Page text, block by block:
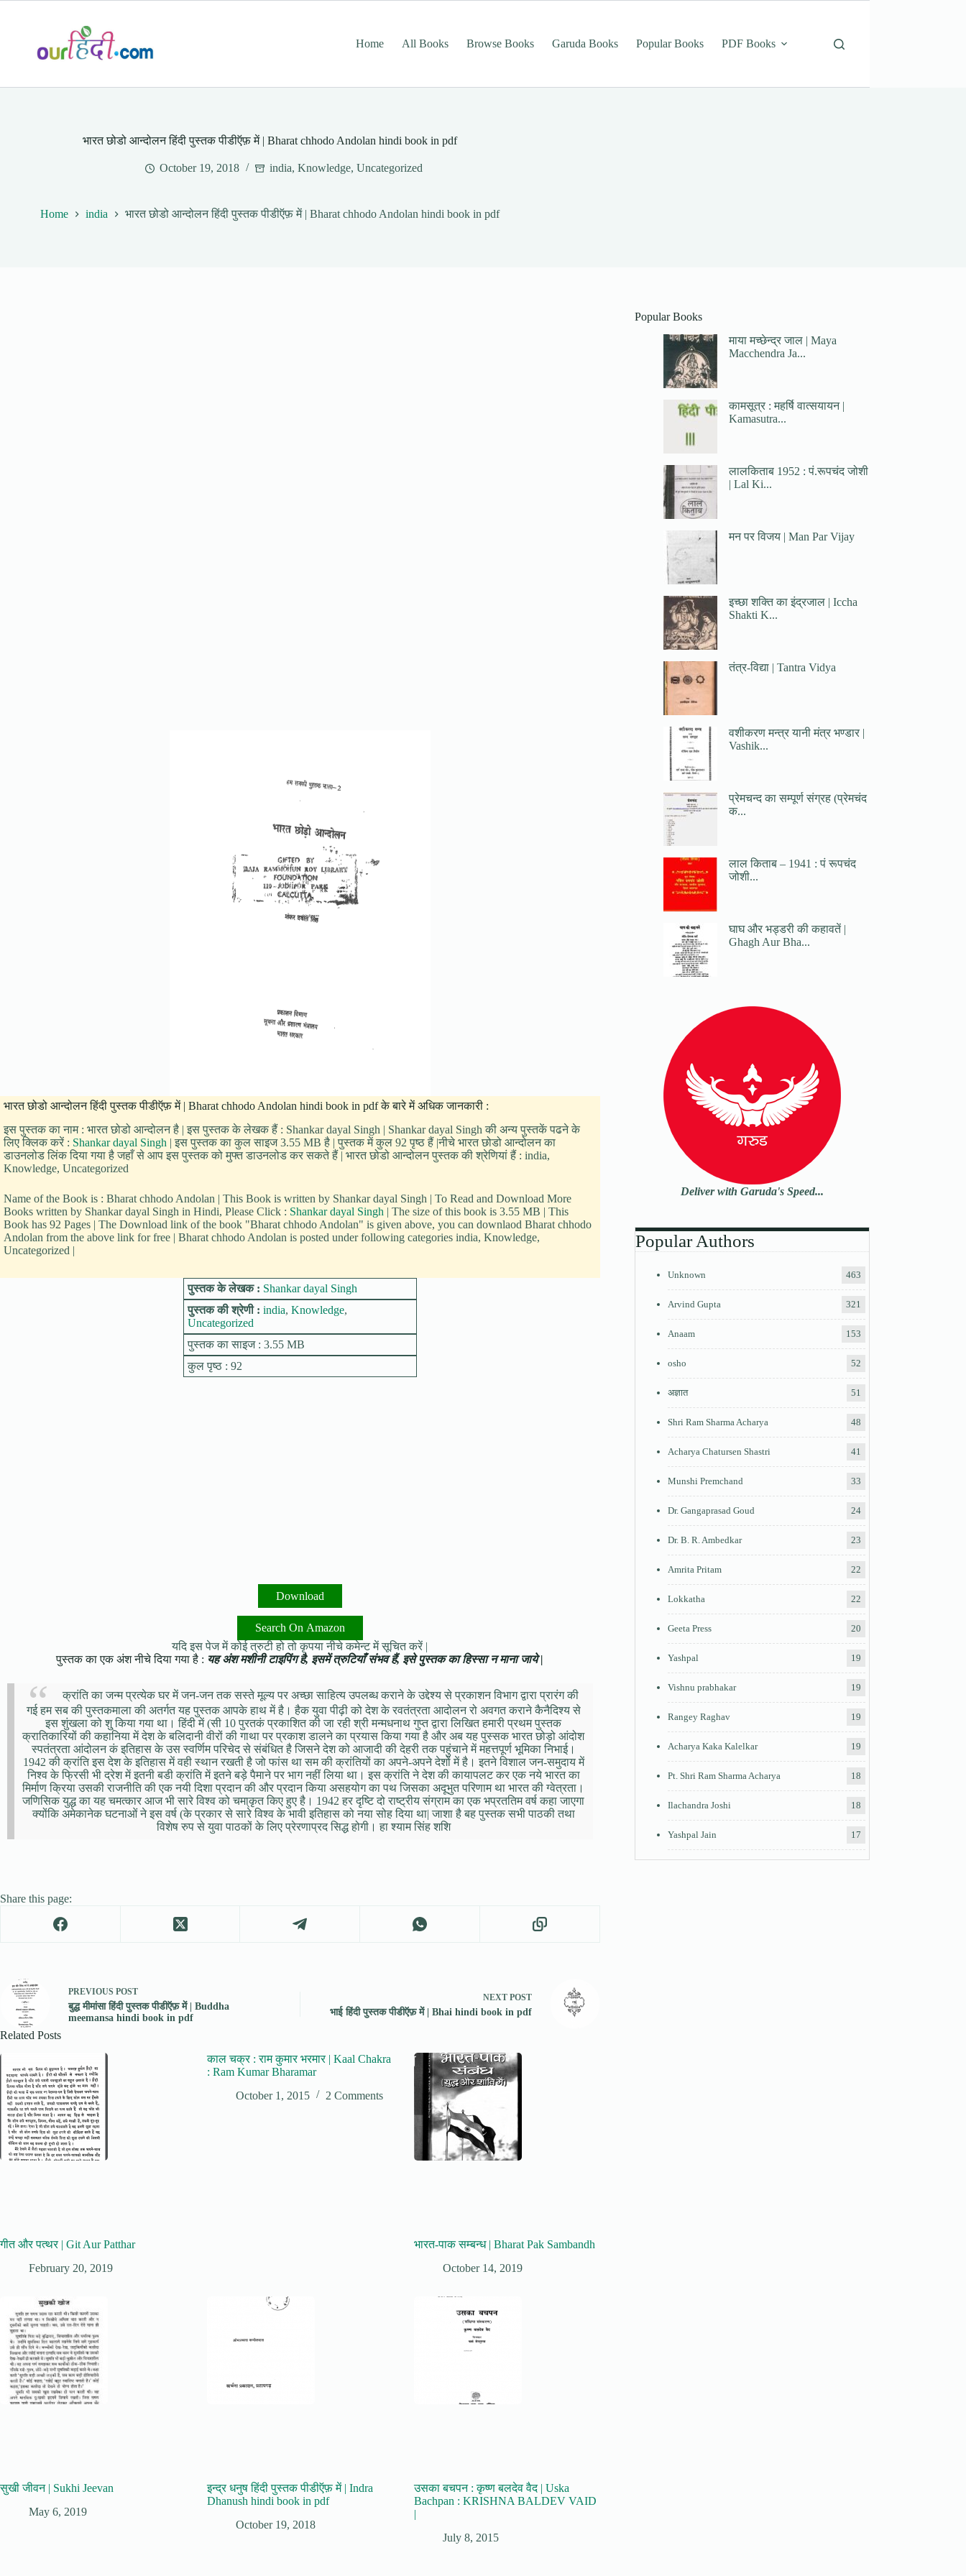
Home
All Books Browse Books Garuda Books Popular Books PDF Books
भारत छोडो आन्दोलन हिंदी पुस्तक पीडीऍफ़ में | Bharat chhodo Andolan hindi book in pdf
October 19, 2018 india, Knowledge, Uncategorized
Home india भारत छोडो आन्दोलन हिंदी पुस्तक पीडीऍफ़ में | Bharat chhodo Andolan hindi book in pdf
भारत छोडो आन्दोलन हिंदी पुस्तक पीडीऍफ़ में | Bharat chhodo Andolan hindi book in pdf के बारे में अधिक जानकारी :
इस पुस्तक का नाम : भारत छोडो आन्दोलन है | इस पुस्तक के लेखक हैं : Shankar dayal Singh | Shankar dayal Singh की अन्य पुस्तकें पढने के
लिए क्लिक करें : Shankar dayal Singh | इस पुस्तक का कुल साइज 3.55 MB है | पुस्तक में कुल 92 पृष्ठ हैं |नीचे भारत छोडो आन्दोलन का
डाउनलोड लिंक दिया गया है जहाँ से आप इस पुस्तक को मुफ्त डाउनलोड कर सकते हैं | भारत छोडो आन्दोलन पुस्तक की श्रेणियां हैं : india,
Knowledge, Uncategorized
Name of the Book is : Bharat chhodo Andolan | This Book is written by Shankar dayal Singh | To Read and Download More
Books written by Shankar dayal Singh in Hindi, Please Click : Shankar dayal Singh | The size of this book is 3.55 MB | This
Book has 92 Pages | The Download link of the book "Bharat chhodo Andolan" is given above, you can downlaod Bharat chhodo
Andolan from the above link for free | Bharat chhodo Andolan is posted under following categories india, Knowledge,
Uncategorized |
पुस्तक के लेखक : Shankar dayal Singh
पुस्तक की श्रेणी : india, Knowledge,
Uncategorized
पुस्तक का साइज : 3.55 MB
कुल पृष्ठ : 92
Download
Search On Amazon
यदि इस पेज में कोई त्रुटी हो तो कृपया नीचे कमेन्ट में सूचित करें |
पुस्तक का एक अंश नीचे दिया गया है : यह अंश मशीनी टाइपिंग है, इसमें त्रुटियाँ संभव हैं, इसे पुस्तक का हिस्सा न माना जाये |
क्रांति का जन्म प्रत्येक घर में जन-जन तक सस्ते मूल्य पर अच्छा साहित्य उपलब्ध कराने के उद्देश्य से प्रकाशन विभाग द्वारा प्रारंग की
गई हम सब की पुस्तकमाला की अतर्गत यह पुस्तक आपके हाथ में है। हैक युवा पीढ़ी को देश के रवतंत्रता आदोलन रो अवगत कराने कैनैदिश्य से
इस शुंखला को शु् किया गया था। हिंदी में (सी 10 पुरतकं प्रकाशित की जा रही श्री मन्मधनाथ गुप्त द्वारा लिखित हमारी प्रथम पुस्तक
क्रातिकारियों की कहानिया में देश के बलिदानी वीरों की गाथा पर प्रकाश डालने का प्रयास किया गया है और अब यह पुस्सक भारत छोड़ो आंदोश
स्पतंत्रता आंदोलन कं इतिहास के उस स्वर्णिम परिचेद से संबंधित है जिसने देश को आजादी की देहरी तक पहुंचाने में महत्तपूर्ण भूमिका निभाई।
1942 की क्रांति इस देश के इतिहास में वही स्थान रखती है जो फांस था सम की क्रांतियों का अपने-अपने देशों में है। इतने विशाल जन-समुदाय में
निश्व के फ्रिसी भी द्रेश में इतनी बडी क्रांति में इतने बड़े पैमाने पर भाग नहीं लिया था। इस क्रांति ने देश की कायापलट कर एक नये भारत का
मिर्माण क्रिया उसकी राजनीति की एक नयी दिशा प्रदान की और प्रदान किया असहयोग का पथ जिसका अदूभुत परिणाम था भारत की ग्वेत्रता।
जणिसिक युद्ध का यह चमत्कार आज भी सारे विश्व को चमा्कृत किए हुए है। 1942 हर दृष्टि दो राष्ट्रीय संग्राम का एक भप्रततिम वर्ष कहा जाएगा
क्योंकि अमेकानेक घटनाओं ने इस वर्ष (के प्रकार से सारे विश्व के भावी इतिहास को नया सोह दिया था| जाशा है बह पुस्तक सभी पाठकी तथा
विशेष रुप से युवा पाठकों के लिए प्रेरणाप्रद सिद्ध होगी। हा श्याम सिंह शशि
Share this page:
PREVIOUS POST
बुद्ध मीमांसा हिंदी पुस्तक पीडीऍफ़ में | Buddha
meemansa hindi book in pdf
NEXT POST
भाई हिंदी पुस्तक पीडीऍफ़ में | Bhai hindi book in pdf
Related Posts
गीत और पत्थर | Git Aur Patthar
February 20, 2019
काल चक्र : राम कुमार भरमार | Kaal Chakra
: Ram Kumar Bharamar
October 1, 2015
2 Comments
भारत-पाक सम्बन्ध | Bharat Pak Sambandh
October 14, 2019
सुखी जीवन | Sukhi Jeevan
May 6, 2019
इन्द्र धनुष हिंदी पुस्तक पीडीऍफ़ में | Indra
Dhanush hindi book in pdf
October 19, 2018
उसका बचपन : कृष्ण बलदेव वैद | Uska
Bachpan : KRISHNA BALDEV VAID
|
July 8, 2015
Popular Books
माया मच्छेन्द्र जाल | Maya
Macchendra Ja...
कामसूत्र : महर्षि वात्सयायन |
Kamasutra...
लालकिताब 1952 : पं.रूपचंद जोशी
| Lal Ki...
मन पर विजय | Man Par Vijay
इच्छा शक्ति का इंद्रजाल | Iccha
Shakti K...
तंत्र-विद्या | Tantra Vidya
वशीकरण मन्त्र यानी मंत्र भण्डार |
Vashik...
प्रेमचन्द का सम्पूर्ण संग्रह (प्रेमचंद
क...
लाल किताब – 1941 : पं रूपचंद
जोशी...
घाघ और भड्डरी की कहावतें |
Ghagh Aur Bha...
Deliver with Garuda's Speed...
Popular Authors
Unknown 463
Arvind Gupta 321
Anaam 153
osho 52
अज्ञात 51
Shri Ram Sharma Acharya 48
Acharya Chatursen Shastri 41
Munshi Premchand 33
Dr. Gangaprasad Goud 24
Dr. B. R. Ambedkar 23
Amrita Pritam 22
Lokkatha 22
Geeta Press 20
Yashpal 19
Vishnu prabhakar 19
Rangey Raghav 19
Acharya Kaka Kalelkar 19
Pt. Shri Ram Sharma Acharya 18
Ilachandra Joshi 18
Yashpal Jain 17